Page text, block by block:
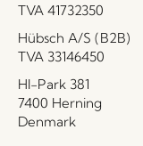
TVA 41732350
Hübsch A/S (B2B)
TVA 33146450
HI-Park 381
7400 Herning
Denmark